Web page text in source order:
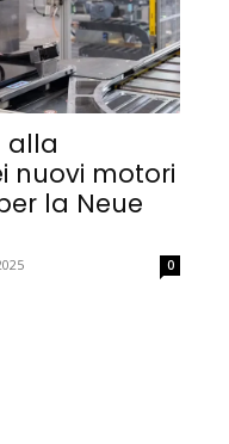
alla
nuovi motori
la Neue
0